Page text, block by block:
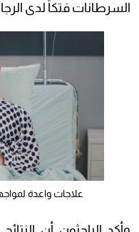
السرطانات فتكاً لدى
علاجات واعدة